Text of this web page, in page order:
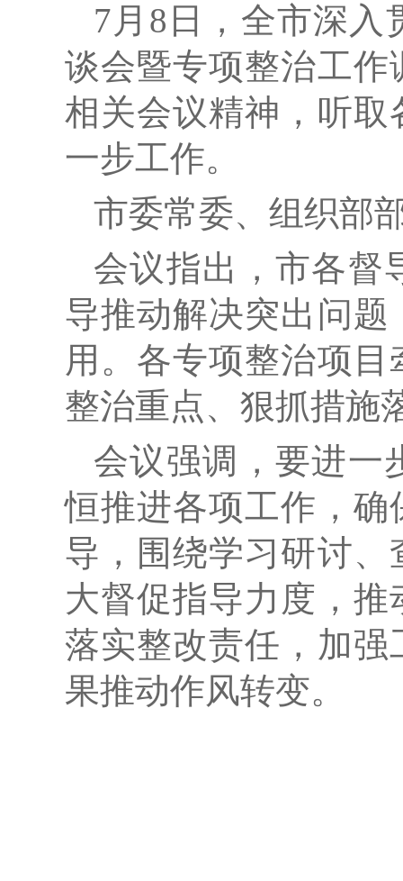
7月8日，全市深入
谈会暨专项整治工
相关会议精神，听
一步工作。
市委常委、组织部
会议指出，市各督
导推动解决突出问
用。各专项整治项
整治重点、狠抓措施
会议强调，要进一
恒推进各项工作，
导，围绕学习研讨
大督促指导力度，
落实整改责任，加
果推动作风转变。